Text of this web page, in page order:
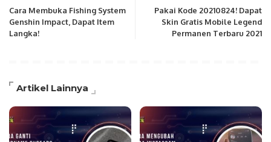
Cara Membuka Fishing System
Genshin Impact, Dapat Item
Langka!
Pakai Kode 20210824! Dapat
Skin Gratis Mobile Legend
Permanen Terbaru 2021
Artikel Lainnya